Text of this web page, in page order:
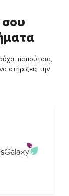
παπούτσια,
στηρίζεις την